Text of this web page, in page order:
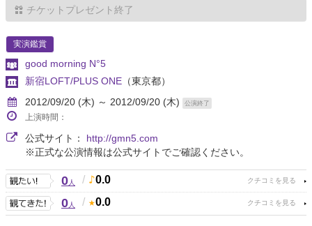
チケットプレゼント終了
実演鑑賞
good morning N°5
新宿LOFT/PLUS ONE （東京都）
2012/09/20 (木) ～ 2012/09/20 (木)
公演終了
上演時間：
公式サイト： http://gmn5.com
※正式な公演情報は公式サイトでご確認ください。
0人 / 0.0
0人 / 0.0